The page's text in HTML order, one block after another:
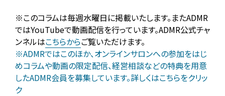
※このコラムは毎週水曜日に掲載いたします。またADMR
ではYouTubeで動画配信を行っています。ADMR公式チャ
ンネルはこちらからご覧いただけます。
※ADMRではこのほか、オンラインサロンへの参加をはじ
めコラムや動画の限定配信、経営相談などの特典を用意
したADMR会員を募集しています。詳しくはこちらをクリッ
ク